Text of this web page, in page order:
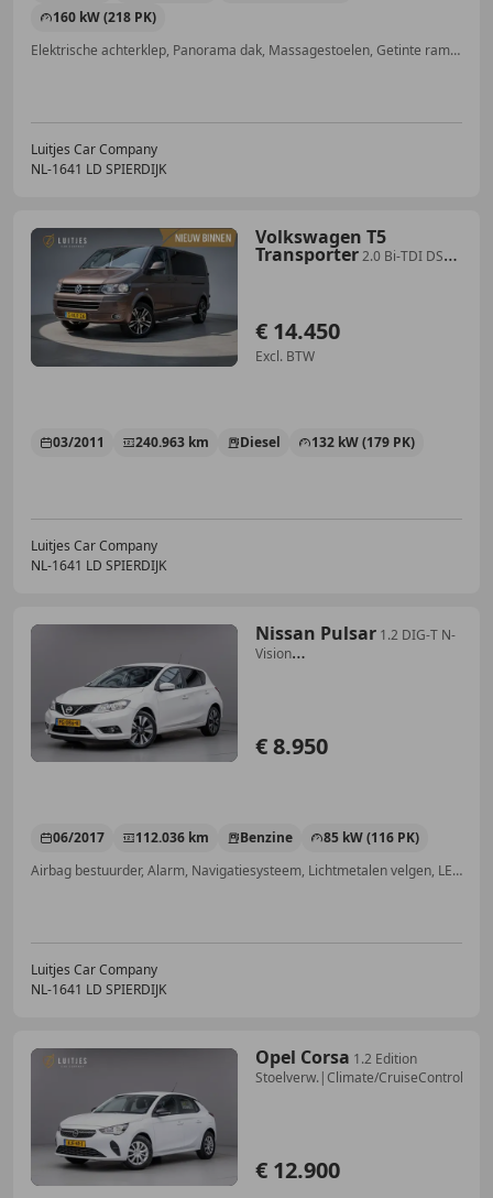
160 kW (218 PK)
Elektrische achterklep, Panorama dak, Massagestoelen, Getinte ramen, Trekhaak, Elektrische stoelverstelling, Parkeerhulp met camera, Adaptieve Cruise Control
Luitjes Car Company
NL-1641 LD SPIERDIJK
Volkswagen T5
Transporter2.0 Bi-TDI DSG7
€ 14.450
Excl. BTW
03/2011 240.963 km Diesel 132 kW (179 PK)
Luitjes Car Company
NL-1641 LD SPIERDIJK
Nissan Pulsar 1.2 DIG-T N-
Vision
€ 8.950
06/2017 112.036 km Benzine
85 kW (116 PK)
Airbag bestuurder, Alarm, Navigatiesysteem, Lichtmetalen velgen, LED verlichting, Getinte ramen, Lendensteun, Keyless Entry
Luitjes Car Company
NL-1641 LD SPIERDIJK
Opel Corsa 1.2 Edition
Stoelverw.|Climate/
€ 12.900